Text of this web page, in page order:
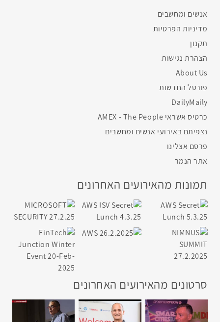
אנשים ומחשבים
מדיניות הפרטיות
תקנון
הצהרת נגישות
About Us
פורטל החדשות
DailyMaily
כרטיס אשראי AMEX - The People
נצפיתם באירועי אנשים ומחשבים
פרסם אצלינו
אתר הנמר
תמונות מהאירועים האחרונים
סרטונים מהאירועים האחרונים